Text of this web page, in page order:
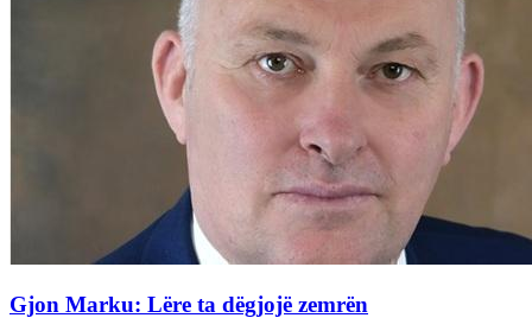
Gjon Marku: Lëre ta dëgjojë zemrën